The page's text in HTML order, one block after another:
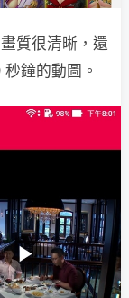
質很清晰，還
鐘的動圖。